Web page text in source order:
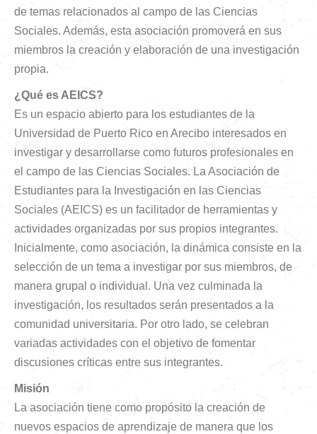
de temas relacionados al campo de las Ciencias
Sociales. Además, esta asociación promoverá en sus
miembros la creación y elaboración de una investigación
propia.
¿Qué es AEICS?
Es un espacio abierto para los estudiantes de la
Universidad de Puerto Rico en Arecibo interesados en
investigar y desarrollarse como futuros profesionales en
el campo de las Ciencias Sociales. La Asociación de
Estudiantes para la Investigación en las Ciencias
Sociales (AEICS) es un facilitador de herramientas y
actividades organizadas por sus propios integrantes.
Inicialmente, como asociación, la dinámica consiste en la
selección de un tema a investigar por sus miembros, de
manera grupal o individual. Una vez culminada la
investigación, los resultados serán presentados a la
comunidad universitaria. Por otro lado, se celebran
variadas actividades con el objetivo de fomentar
discusiones críticas entre sus integrantes.
Misión
La asociación tiene como propósito la creación de
nuevos espacios de aprendizaje de manera que los